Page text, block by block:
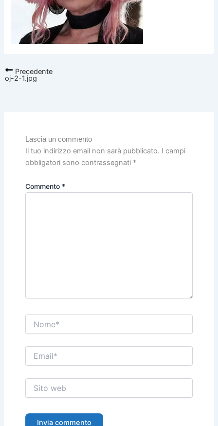
Precedente
oj-2-1.jpg
Lascia un commento
Il tuo indirizzo email non sarà pubblicato. I campi
obbligatori sono contrassegnati *
Commento *
Nome*
Email*
Sito
web